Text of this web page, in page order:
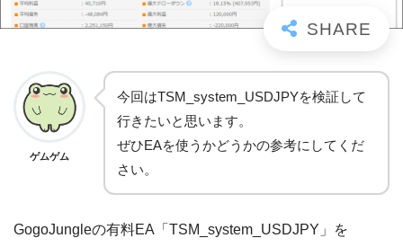
ゲムゲム
今回はTSM_system_USDJPYを検証して
行きたいと思います。
ぜひEAを使うかどうかの参考にしてくだ
さい。
GogoJungleの有料EA「TSM_system_USDJPY」を